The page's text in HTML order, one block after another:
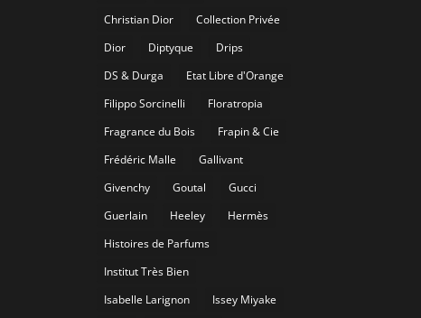
Christian Dior
Collection Privée
Dior
Diptyque
Drips
DS & Durga
Etat Libre d'Orange
Filippo Sorcinelli
Floratropia
Fragrance du Bois
Frapin & Cie
Frédéric Malle
Gallivant
Givenchy
Goutal
Gucci
Guerlain
Heeley
Hermès
Histoires de Parfums
Institut Très Bien
Isabelle Larignon
Issey Miyake